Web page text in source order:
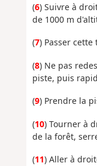
(6) Suivre à
de 1000 m
(7) Passer
(8) Ne pas
piste, puis
(9) Prendre la
(10) Tourner à
de la forêt,
(11) Aller à